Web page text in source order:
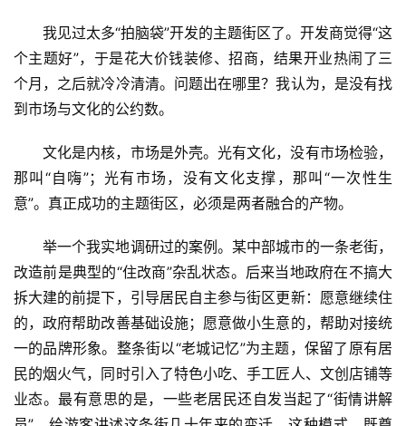
首
景
区
二
消
文
我见过太多“拍脑袋”开发的主题街区了。开发商觉得“这
个主题好”，于是花大价钱装修、招商，结果开业热闹了三
个月，之后就冷冷清清。问题出在哪里？我认为，是没有找
到市场与文化的公约数。
文化是内核，市场是外壳。光有文化，没有市场检验，
那叫“自嗨”；光有市场，没有文化支撑，那叫“一次性生
意”。真正成功的主题街区，必须是两者融合的产物。
举一个我实地调研过的案例。某中部城市的一条老街，
改造前是典型的“住改商”杂乱状态。后来当地政府在不搞大
拆大建的前提下，引导居民自主参与街区更新：愿意继续住
的，政府帮助改善基础设施；愿意做小生意的，帮助对接统
一的品牌形象。整条街以“老城记忆”为主题，保留了原有居
民的烟火气，同时引入了特色小吃、手工匠人、文创店铺等
业态。最有意思的是，一些老居民还自发当起了“街情讲解